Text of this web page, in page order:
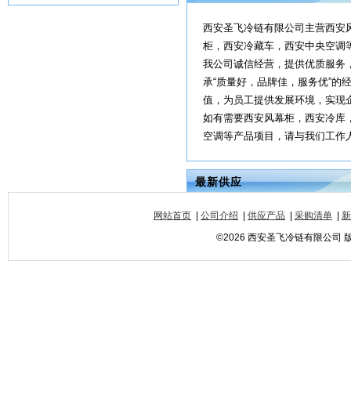
西安圣飞冷链有限公司主营西安
柜，西安冷藏车，西安中央空调
我公司诚信经营，提供优质服务
承“质量好，品牌佳，服务优”的
值，为员工提供发展环境，实现
如有需要西安风幕柜，西安冷库
空调等产品项目，请与我们工作
最新供应
网站首页 公司介绍 供应产品 采购清单
©2026 西安圣飞冷链有限公司